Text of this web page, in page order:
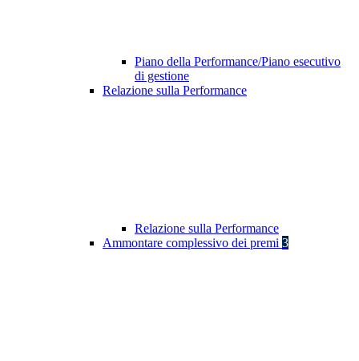
Piano della Performance/Piano esecutivo
di gestione
Relazione sulla Performance
Relazione sulla Performance
Ammontare complessivo dei premi 3